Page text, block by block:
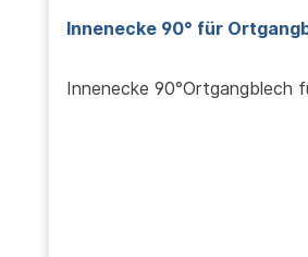
Innenecke
Innenecke 90°Ortgangblech